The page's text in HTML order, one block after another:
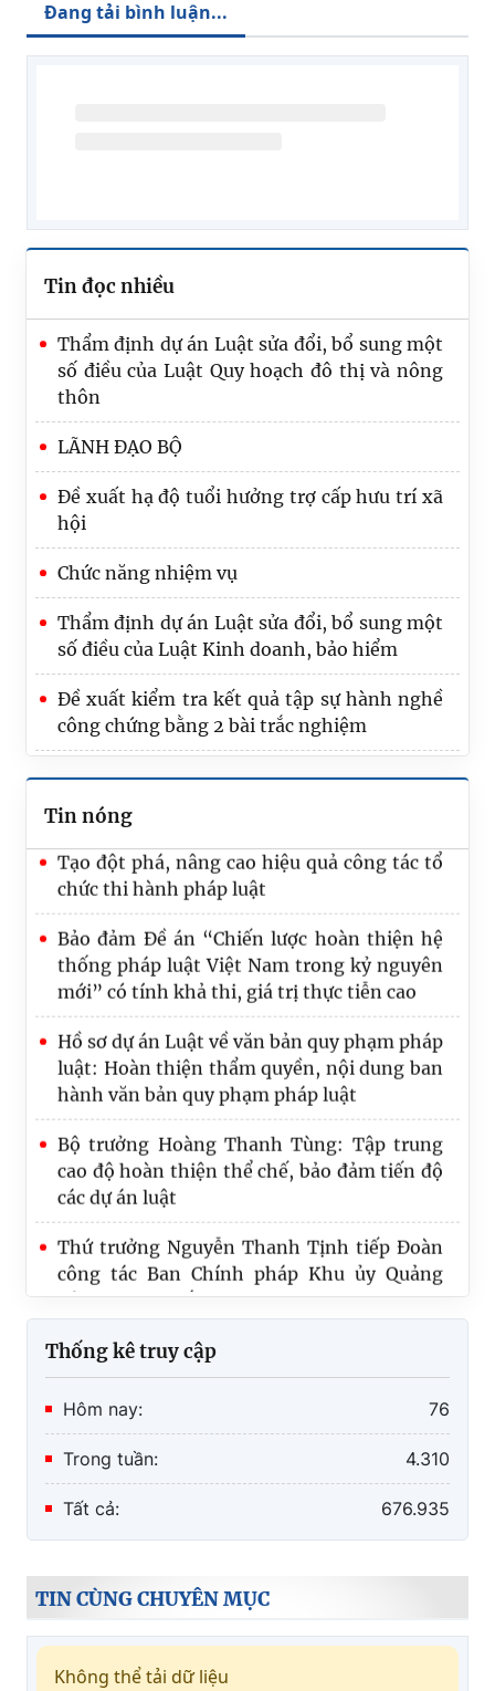
Đang tải bình luận...
Tin đọc nhiều
Thẩm định dự án Luật sửa đổi, bổ sung một
số điều của Luật Quy hoạch đô thị và nông
thôn
LÃNH ĐẠO BỘ
Đề xuất hạ độ tuổi hưởng trợ cấp hưu trí xã
hội
Chức năng nhiệm vụ
Thẩm định dự án Luật sửa đổi, bổ sung một
số điều của Luật Kinh doanh, bảo hiểm
Đề xuất kiểm tra kết quả tập sự hành nghề
công chứng bằng 2 bài trắc nghiệm
Tin nóng
Bộ Tư pháp trao Quyết định nghỉ hưu cho
công chức
Trình Quốc hội dự án Luật Phát triển đô thị
Đổi mới toàn diện Luật về văn bản quy
Tạo đột phá, nâng cao hiệu quả công tác tổ
chức thi hành pháp luật
Bảo đảm Đề án “Chiến lược hoàn thiện hệ
thống pháp luật Việt Nam trong kỷ nguyên
mới” có tính khả thi, giá trị thực tiễn cao
Hồ sơ dự án Luật về văn bản quy phạm pháp
luật: Hoàn thiện thẩm quyền, nội dung ban
hành văn bản quy phạm pháp luật
Bộ trưởng Hoàng Thanh Tùng: Tập trung
cao độ hoàn thiện thể chế, bảo đảm tiến độ
các dự án luật
Thứ trưởng Nguyễn Thanh Tịnh tiếp Đoàn
công tác Ban Chính pháp Khu ủy Quảng
Tây, Trung Quốc
Thống kê truy cập
Hôm nay: 76
Trong tuần: 4.310
Tất cả: 676.935
TIN CÙNG CHUYÊN MỤC
Không thể tải dữ liệu